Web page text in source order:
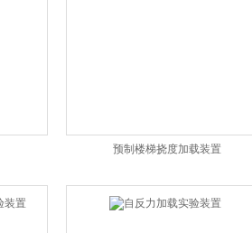
预制楼梯挠度加载装置